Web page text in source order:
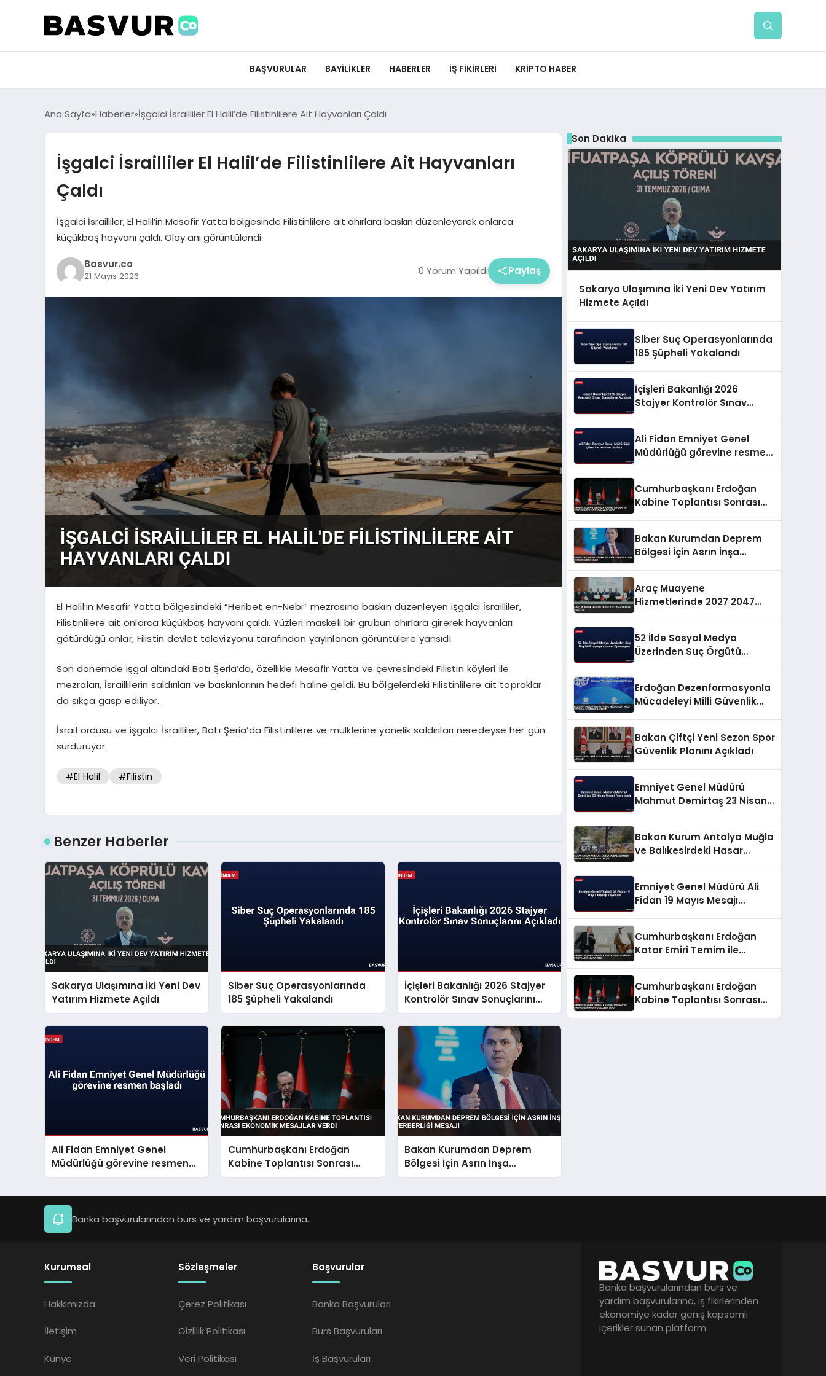
BAŞVURULAR BAYILIKLER HABERLER İŞ FIKIRLERI KRIPTO HABER
Ana Sayfa Haberler İşgalci İsrailliler El Halil’de Filistinlilere Ait Hayvanları Çaldı
İşgalci İsrailliler El Halil’de Filistinlilere Ait Hayvanları
Çaldı
İşgalci İsrailliler, El Halil’in Mesafir Yatta bölgesinde Filistinlilere ait ahırlara baskın düzenleyerek onlarca
küçükbaş hayvanı çaldı. Olay anı görüntülendi.
Basvur.co
21 Mayıs 2026 0 Yorum Yapıldı Paylaş
El Halil’in Mesafir Yatta bölgesindeki “Heribet en-Nebi” mezrasına baskın düzenleyen işgalci İsrailliler,
Filistinlilere ait onlarca küçükbaş hayvanı çaldı. Yüzleri maskeli bir grubun ahırlara girerek hayvanları
götürdüğü anlar, Filistin devlet televizyonu tarafından yayınlanan görüntülere yansıdı.
Son dönemde işgal altındaki Batı Şeria’da, özellikle Mesafir Yatta ve çevresindeki Filistin köyleri ile
mezraları, İsraillilerin saldırıları ve baskınlarının hedefi haline geldi. Bu bölgelerdeki Filistinlilere ait topraklar
da sıkça gasp ediliyor.
İsrail ordusu ve işgalci İsrailliler, Batı Şeria’da Filistinlilere ve mülklerine yönelik saldırıları neredeyse her gün
sürdürüyor.
#El Halil #Filistin
Benzer Haberler
Sakarya Ulaşımına İki Yeni Dev
Yatırım Hizmete Açıldı
Siber Suç Operasyonlarında
185 Şüpheli Yakalandı
İçişleri Bakanlığı 2026 Stajyer
Kontrolör Sınav Sonuçlarını
Açıkladı
Ali Fidan Emniyet Genel
Müdürlüğü görevine resmen
başladı
Cumhurbaşkanı Erdoğan
Kabine Toplantısı Sonrası
Ekonomik Mesajlar Verdi
Bakan Kurumdan Deprem
Bölgesi İçin Asrın İnşa
Seferberliği Mesajı
Son Dakika
Sakarya Ulaşımına İki Yeni Dev Yatırım
Hizmete Açıldı
Siber Suç Operasyonlarında
185 Şüpheli Yakalandı
İçişleri Bakanlığı 2026
Stajyer Kontrolör Sınav
Ali Fidan Emniyet Genel
Müdürlüğü görevine resmen
Cumhurbaşkanı Erdoğan
Kabine Toplantısı Sonrası
Bakan Kurumdan Deprem
Bölgesi İçin Asrın İnşa
Araç Muayene
Hizmetlerinde 2027 2047
52 İlde Sosyal Medya
Üzerinden Suç Örgütü
Erdoğan Dezenformasyonla
Mücadeleyi Milli Güvenlik
Bakan Çiftçi Yeni Sezon Spor
Güvenlik Planını Açıkladı
Emniyet Genel Müdürü
Mahmut Demirtaş 23 Nisan
Bakan Kurum Antalya Muğla
ve Balıkesirdeki Hasar
Emniyet Genel Müdürü Ali
Fidan 19 Mayıs Mesajı
Cumhurbaşkanı Erdoğan
Katar Emiri Temim ile
Cumhurbaşkanı Erdoğan
Kabine Toplantısı Sonrası
Banka başvurularından burs ve yardım başvurularına...
Kurumsal
Hakkımızda
İletişim
Künye
Sözleşmeler
Çerez Politikası
Gizlilik Politikası
Veri Politikası
Başvurular
Banka Başvuruları
Burs Başvuruları
İş Başvuruları
Banka başvurularından burs ve
yardım başvurularına, iş fikirlerinden
ekonomiye kadar geniş kapsamlı
içerikler sunan platform.